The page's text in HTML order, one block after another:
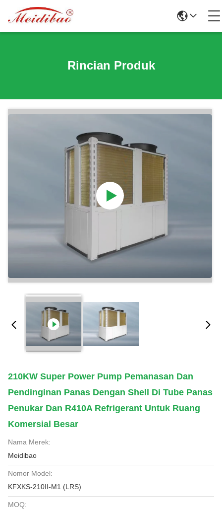
Rincian Produk
210KW Super Power Pump Pemanasan Dan
Pendinginan Panas Dengan Shell Di Tube Panas
Penukar Dan R410A Refrigerant Untuk Ruang
Komersial Besar
Nama Merek:
Meidibao
Nomor Model:
KFXKS-210II-M1 (LRS)
MOQ: